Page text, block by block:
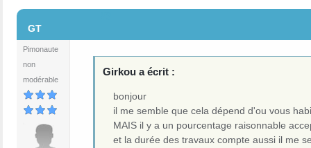
GT
Pimonaute
non
modérable
Girkou a écrit :
bonjour
il me semble que cela dépend d'ou vous
MAIS il y a un pourcentage raisonnable
et la durée des travaux compte aussi il me